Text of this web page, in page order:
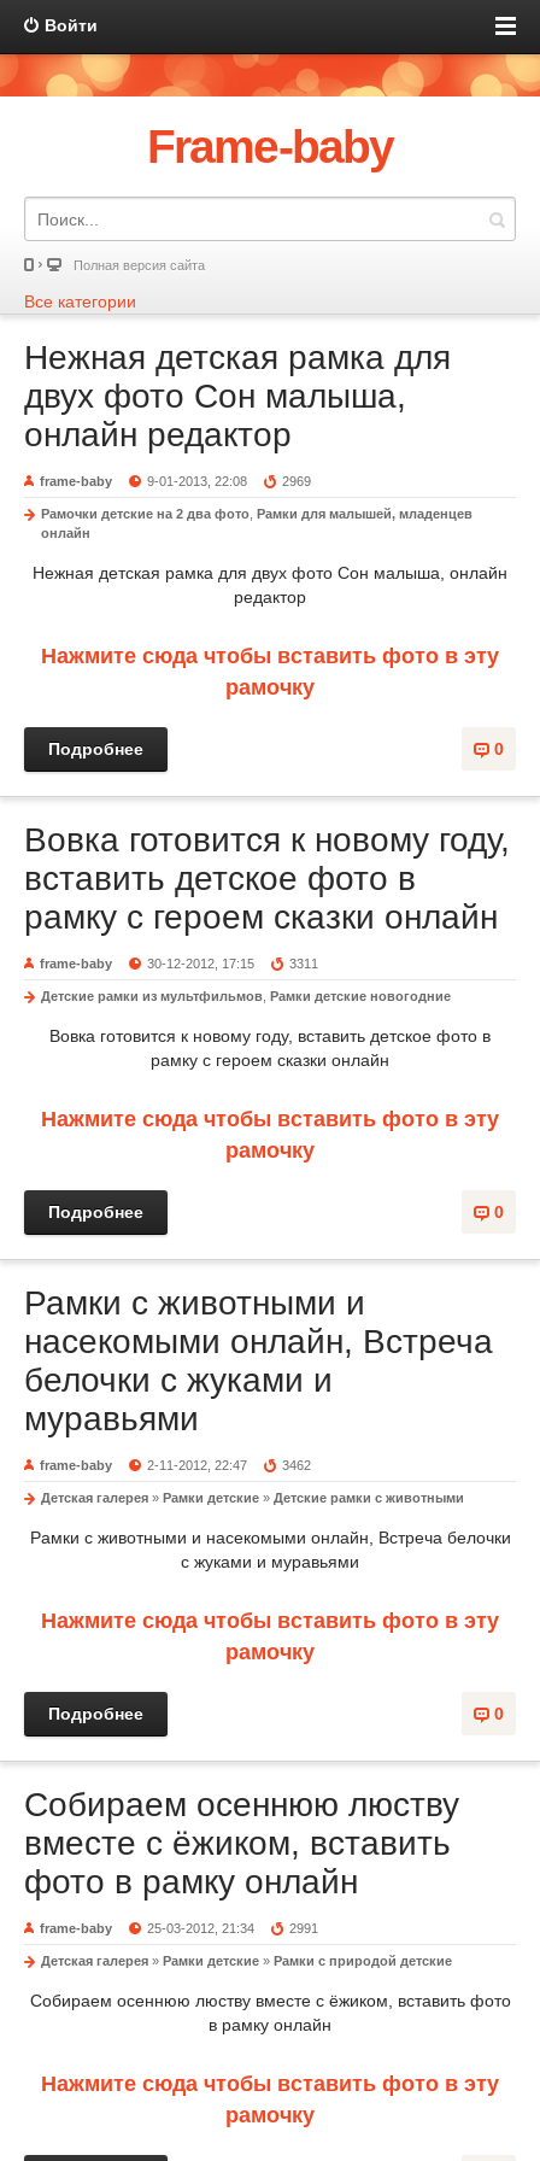
Войти
Frame-baby
Полная версия сайта
Все категории
Нежная детская рамка для
двух фото Сон малыша,
онлайн редактор
frame-baby 9-01-2013, 22:08 2969
Рамочки детские на 2 два фото Рамки для малышей, младенцев
онлайн
Нежная детская рамка для двух фото Сон малыша, онлайн
редактор
Нажмите сюда чтобы вставить фото в эту
рамочку
0
Подробнее
Вовка готовится к новому году,
вставить детское фото в
рамку с героем сказки онлайн
frame-baby 30-12-2012, 17:15 3311
Детские рамки из мультфильмов Рамки детские новогодние
Вовка готовится к новому году, вставить детское фото в
рамку с героем сказки онлайн
Нажмите сюда чтобы вставить фото в эту
рамочку
0
Подробнее
Рамки с животными и
насекомыми онлайн, Встреча
белочки с жуками и
муравьями
frame-baby 2-11-2012, 22:47 3462
Детская галерея » Рамки детские » Детские рамки с животными
Рамки с животными и насекомыми онлайн, Встреча белочки
с жуками и муравьями
Нажмите сюда чтобы вставить фото в эту
рамочку
0
Подробнее
Собираем осеннюю люству
вместе с ёжиком, вставить
фото в рамку онлайн
frame-baby 25-03-2012, 21:34 2991
Детская галерея » Рамки детские » Рамки с природой детские
Собираем осеннюю люству вместе с ёжиком, вставить фото
в рамку онлайн
Нажмите сюда чтобы вставить фото в эту
рамочку